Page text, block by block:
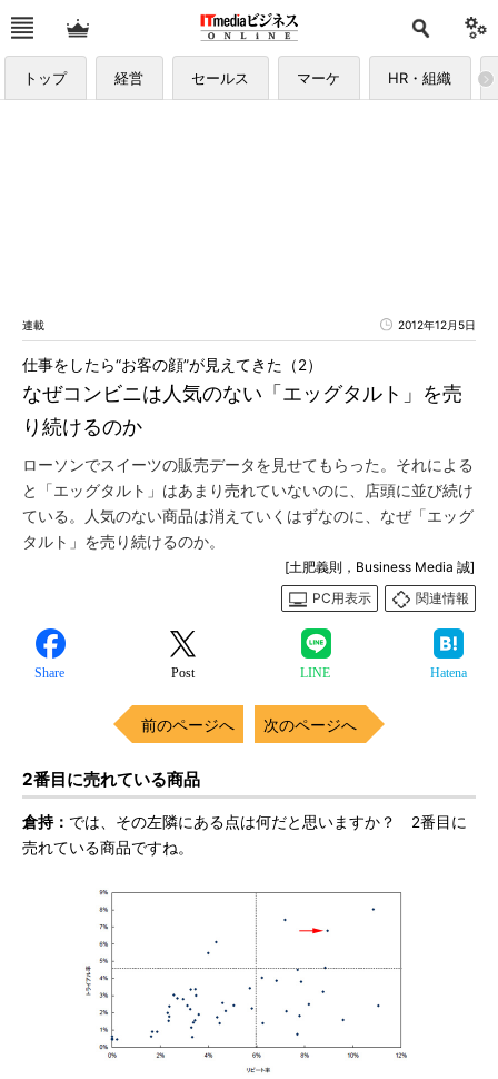
トップ 経営 セールス マーケ HR・組織
連載 2012年12月5日
なぜコンビニは人気のない「エッグタルト」を売
り続けるのか
仕事をしたら“お客の顔”が見えてきた（2）
ローソンでスイーツの販売データを見せてもらった。それによる
と「エッグタルト」はあまり売れていないのに、店頭に並び続け
ている。人気のない商品は消えていくはずなのに、なぜ「エッグ
タルト」を売り続けるのか。
[土肥義則，Business Media 誠]
PC用表示
関連情報
Share Post LINE Hatena
前のページへ 次のページへ
2番目に売れている商品
倉持： では、その左隣にある点は何だと思いますか？ 2番目に
売れている商品ですね。